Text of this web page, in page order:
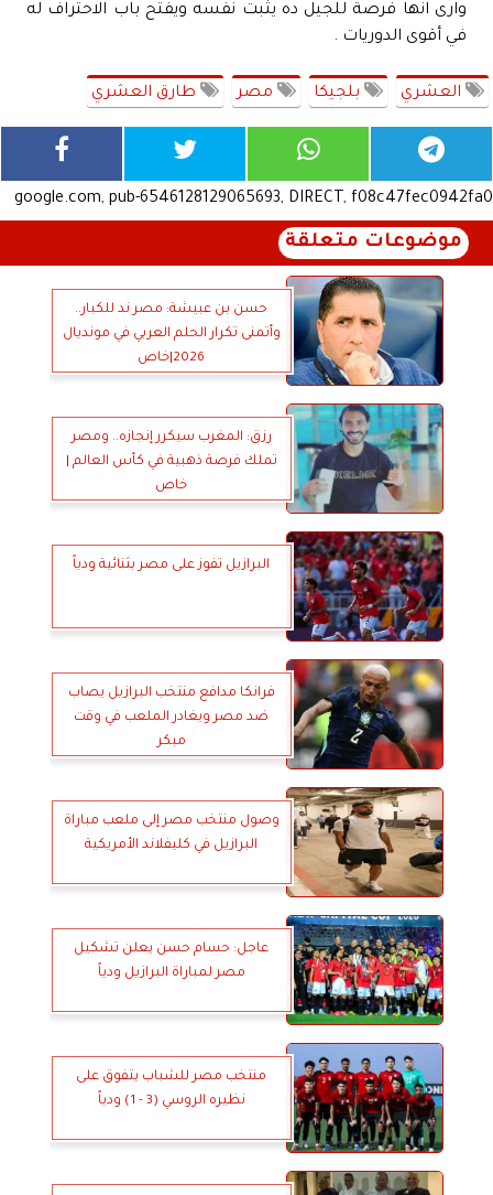
وارى انها فرصة للجيل ده يثبت نفسه ويفتح باب الاحتراف له
في أقوى الدوريات .
العشري بلجيكا مصر طارق العشري
google.com, pub-6546128129065693, DIRECT, f08c47fec0942fa0
موضوعات متعلقة
حسن بن عبيشة: مصر ند للكبار..
وأتمنى تكرار الحلم العربي في مونديال
2026|خاص
رزق: المغرب سيكرر إنجازه.. ومصر
تملك فرصة ذهبية في كأس العالم |
خاص
البرازيل تفوز على مصر بثنائية ودياً
فرانكا مدافع منتخب البرازيل يصاب
ضد مصر ويغادر الملعب في وقت
مبكر
وصول منتخب مصر إلى ملعب مباراة
البرازيل في كليفلاند الأمريكية
عاجل: حسام حسن يعلن تشكيل
مصر لمباراة البرازيل ودياً
منتخب مصر للشباب يتفوق على
نظيره الروسي (3 - 1) ودياً